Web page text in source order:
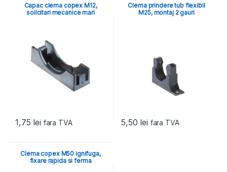
Capac clema copex M12,
solicitari mecanice mari
1,75 lei fara TVA
Clema prindere tub flexibil
M25, montaj 2 gauri
5,50 lei fara TVA
Clema copex M50 ignifuga,
fixare rapida si ferma